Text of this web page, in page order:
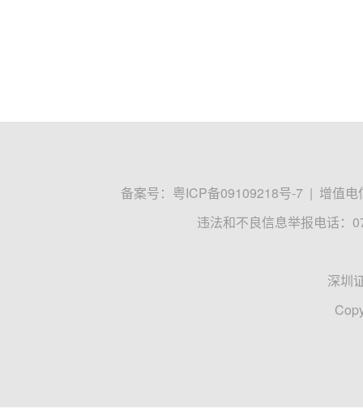
备案号： 粤ICP备09109218号-7 | 增值电
违法和不良信息举报电话：
深圳